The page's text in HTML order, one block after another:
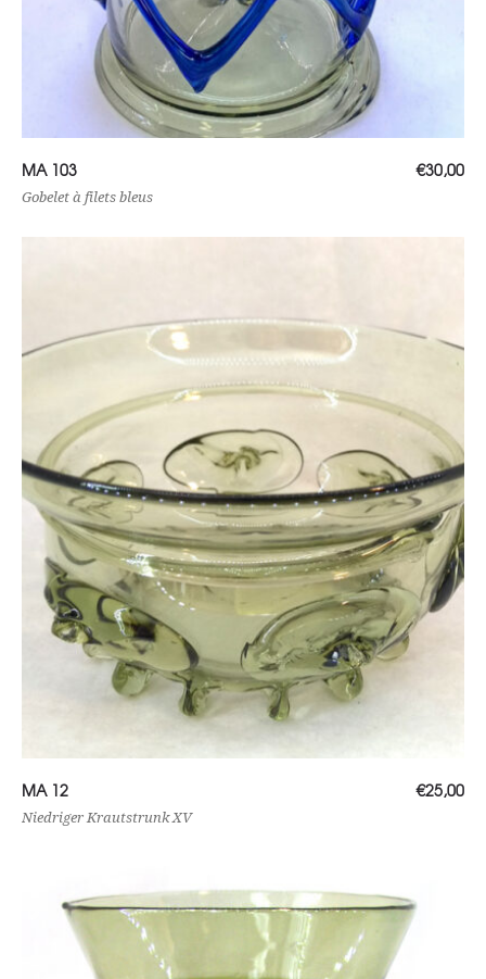
Ajouter au panier
MA 103 €30,00
Gobelet à filets bleus
MA 12 €25,00
Niedriger Krautstrunk XV